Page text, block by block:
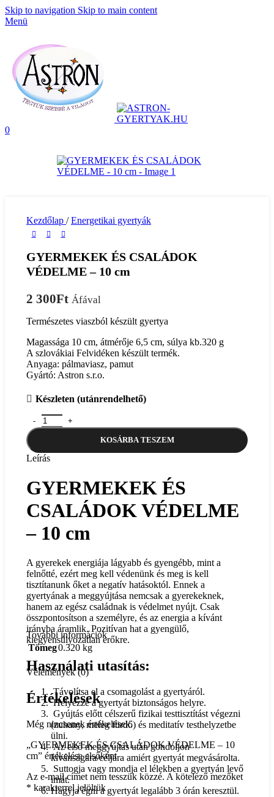
Skip to navigation Skip to main content
Menü
0
Kezdőlap / Energetikai gyertyák
GYERMEKEK ÉS CSALÁDOK
VÉDELME – 10 cm
2 300Ft Áfával
Természetes viaszból készült gyertya
Magassága 10 cm, átmérője 6,5 cm, súlya kb.320 g
A szlovákiai Felvidéken készült termék.
Anyaga: pálmaviasz, pamut
Gyártó: Astron s.r.o.
Készleten (utánrendelhető)
GYERMEKEK ÉS CSALÁDOK VÉDELME - 10 cm
KOSÁRBA TESZEM
Leírás
GYERMEKEK ÉS
CSALÁDOK VÉDELME
– 10 cm
A gyerekek energiája lágyabb és gyengébb, mint a
felnőtté, ezért meg kell védenünk és meg is kell
tisztítanunk őket a negatív hatásoktól. Ennek a
gyertyának a meggyújtása nemcsak a gyerekeknek,
hanem az egész családnak is védelmet nyújt. Csak
összpontosítson a személyre, és az energia a kívánt
irányba áramlik. Pozitívan hat a gyengülő,
kiegyensúlyozatlan erőkre.
Használati utasítás:
Távolítsa el a csomagolást a gyertyáról.
Helyezze a gyertyát biztonságos helyre.
Gyújtás előtt célszerű fizikai testtisztítást végezni
(zuhany, meleg fürdő) és meditatív testhelyzetbe
ülni.
Az első meggyújtás után gondoljon
kívánságára/céljára amiért gyertyát megvásárolta.
Suttogja vagy mondja el lélekben a gyertyán levő
imát.
Hagyja égni a gyertyát legalább 3 órán keresztül.
További információk
Tömeg0.320 kg
Vélemények (0)
Értékelések
Még nincsenek értékelések.
„GYERMEKEK ÉS CSALÁDOK VÉDELME – 10
cm” értékelése elsőként
Az e-mail címet nem tesszük közzé. A kötelező mezőket
* karakterrel jelöltük